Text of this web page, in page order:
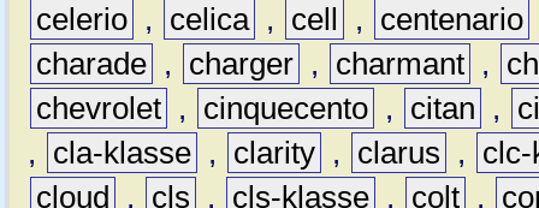
celerio , celica , cell , centenario
charade , charger , charmant ,
chevrolet , cinquecento , citan ,
,
cla-klasse , clarity , clarus ,
clc-
cloud
, cls , cls-klasse , colt ,